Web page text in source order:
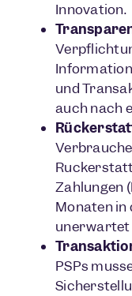
Innovation.
und
auch nach
Zahlungen
Monaten in
unerwartet
PSPs